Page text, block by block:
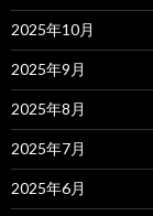
2025年10月
2025年9月
2025年8月
2025年7月
2025年6月